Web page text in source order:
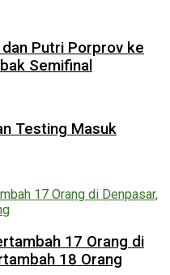
Putri Porprov ke
Semifinal
Testing Masuk
17 Orang di
18 Orang